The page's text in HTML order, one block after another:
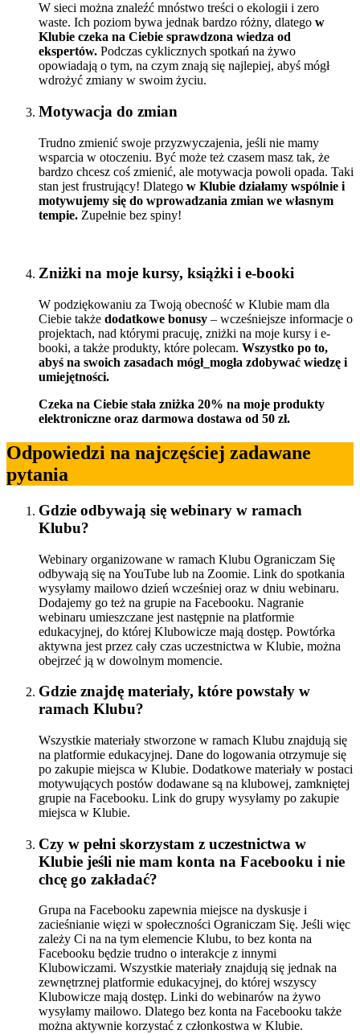
W sieci można znaleźć mnóstwo treści o ekologii i zero
waste. Ich poziom bywa jednak bardzo różny, dlatego w
Klubie czeka na Ciebie sprawdzona wiedza od
ekspertów. Podczas cyklicznych spotkań na żywo
opowiadają o tym, na czym znają się najlepiej, abyś mógł
wdrożyć zmiany w swoim życiu.
Motywacja do zmian
Trudno zmienić swoje przyzwyczajenia, jeśli nie mamy
wsparcia w otoczeniu. Być może też czasem masz tak, że
bardzo chcesz coś zmienić, ale motywacja powoli opada. Taki
stan jest frustrujący! Dlatego w Klubie działamy wspólnie i
motywujemy się do wprowadzania zmian we własnym
tempie. Zupełnie bez spiny!
Zniżki na moje kursy, książki i e-booki
W podziękowaniu za Twoją obecność w Klubie mam dla
Ciebie także dodatkowe bonusy – wcześniejsze informacje o
projektach, nad którymi pracuję, zniżki na moje kursy i e-
booki, a także produkty, które polecam. Wszystko po to,
abyś na swoich zasadach mógł_mogła zdobywać wiedzę i
umiejętności.
Czeka na Ciebie stała zniżka 20% na moje produkty
elektroniczne oraz darmowa dostawa od 50 zł.
Odpowiedzi na najczęściej zadawane
pytania
Gdzie odbywają się webinary w ramach
Klubu?
Webinary organizowane w ramach Klubu Ograniczam Się
odbywają się na YouTube lub na Zoomie. Link do spotkania
wysyłamy mailowo dzień wcześniej oraz w dniu webinaru.
Dodajemy go też na grupie na Facebooku. Nagranie
webinaru umieszczane jest następnie na platformie
edukacyjnej, do której Klubowicze mają dostęp. Powtórka
aktywna jest przez cały czas uczestnictwa w Klubie, można
obejrzeć ją w dowolnym momencie.
Gdzie znajdę materiały, które powstały w
ramach Klubu?
Wszystkie materiały stworzone w ramach Klubu znajdują się
na platformie edukacyjnej. Dane do logowania otrzymuje się
po zakupie miejsca w Klubie. Dodatkowe materiały w postaci
motywujących postów dodawane są na klubowej, zamkniętej
grupie na Facebooku. Link do grupy wysyłamy po zakupie
miejsca w Klubie.
Czy w pełni skorzystam z uczestnictwa w
Klubie jeśli nie mam konta na Facebooku i nie
chcę go zakładać?
Grupa na Facebooku zapewnia miejsce na dyskusje i
zacieśnianie więzi w społeczności Ograniczam Się. Jeśli więc
zależy Ci na na tym elemencie Klubu, to bez konta na
Facebooku będzie trudno o interakcje z innymi
Klubowiczami. Wszystkie materiały znajdują się jednak na
zewnętrznej platformie edukacyjnej, do której wszyscy
Klubowicze mają dostęp. Linki do webinarów na żywo
wysyłamy mailowo. Dlatego bez konta na Facebooku także
można aktywnie korzystać z członkostwa w Klubie.